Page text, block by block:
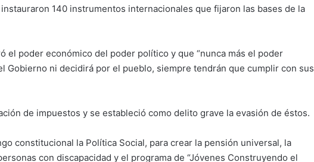
140 instrumentos internacionales que fijaron las bases de la
el poder económico del poder político y que “nunca más el poder
Gobierno ni decidirá por el pueblo, siempre tendrán que cumplir con sus
de impuestos y se estableció como delito grave la evasión de éstos.
constitucional la Política Social, para crear la pensión universal, la
con discapacidad y el programa de “Jóvenes Construyendo el